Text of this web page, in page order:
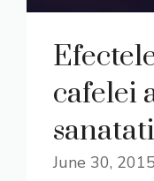
cafelei
June 30, 2015